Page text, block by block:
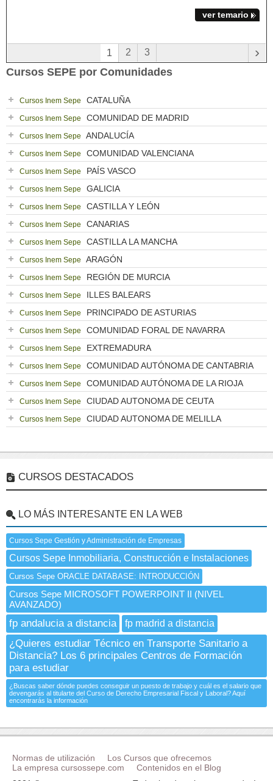
ver temario
1 2 3 ›
Cursos SEPE por Comunidades
Cursos Inem Sepe CATALUÑA
Cursos Inem Sepe COMUNIDAD DE MADRID
Cursos Inem Sepe ANDALUCÍA
Cursos Inem Sepe COMUNIDAD VALENCIANA
Cursos Inem Sepe PAÍS VASCO
Cursos Inem Sepe GALICIA
Cursos Inem Sepe CASTILLA Y LEÓN
Cursos Inem Sepe CANARIAS
Cursos Inem Sepe CASTILLA LA MANCHA
Cursos Inem Sepe ARAGÓN
Cursos Inem Sepe REGIÓN DE MURCIA
Cursos Inem Sepe ILLES BALEARS
Cursos Inem Sepe PRINCIPADO DE ASTURIAS
Cursos Inem Sepe COMUNIDAD FORAL DE NAVARRA
Cursos Inem Sepe EXTREMADURA
Cursos Inem Sepe COMUNIDAD AUTÓNOMA DE CANTABRIA
Cursos Inem Sepe COMUNIDAD AUTÓNOMA DE LA RIOJA
Cursos Inem Sepe CIUDAD AUTONOMA DE CEUTA
Cursos Inem Sepe CIUDAD AUTONOMA DE MELILLA
CURSOS DESTACADOS
LO MÁS INTERESANTE EN LA WEB
Cursos Sepe Gestión y Administración de Empresas
Cursos Sepe Inmobiliaria, Construcción e Instalaciones
Cursos Sepe ORACLE DATABASE: INTRODUCCIÓN
Cursos Sepe MICROSOFT POWERPOINT II (NIVEL
AVANZADO)
fp andalucia a distancia fp madrid a distancia
¿Quieres estudiar Técnico en Transporte Sanitario a
Distancia? Los 6 principales Centros de Formación
para estudiar
¿Buscas saber dónde puedes conseguir un puesto de trabajo y cuál es el salario que
devengarás al titularte del Curso de Derecho Empresarial Fiscal y Laboral? Aquí
encontrarás la información
Normas de utilización
Los Cursos que ofrecemos
La empresa cursossepe.com
Contenidos en el Blog